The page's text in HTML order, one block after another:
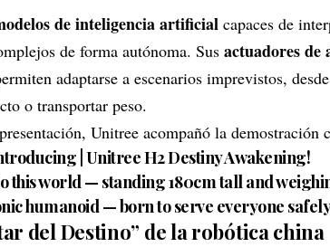
de inteligencia artificial capaces de
de forma autónoma. Sus actuadores de
adaptarse a escenarios imprevistos,
o transportar peso.
Unitree acompañó la demostración
| Unitree H2 Destiny Awakening!
this world — standing 180cm tall and
humanoid — born to serve everyone
del Destino” de la robótica china